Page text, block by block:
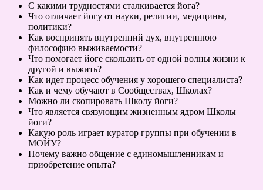
С какими трудностями сталкивается йога?
Что отличает йогу от науки, религии, медицины,
политики?
Как воспринять внутренний дух, внутреннюю
философию выживаемости?
Что помогает йоге скользить от одной волны жизни к
другой и выжить?
Как идет процесс обучения у хорошего специалиста?
Как и чему обучают в Сообществах, Школах?
Можно ли скопировать Школу йоги?
Что является связующим жизненным ядром Школы
йоги?
Какую роль играет куратор группы при обучении в
МОЙУ?
Почему важно общение с единомышленникам и
приобретение опыта?